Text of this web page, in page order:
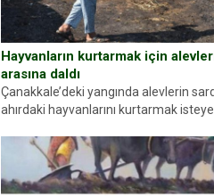
Hayvanların kurtarmak için
arasına daldı
Çanakkale’deki yangında alevlerin
ahırdaki hayvanlarını kurtarmak
ellerinde yanıklar oluşan Demir, kâbus
anları anlattı… Merkeze bağlı...